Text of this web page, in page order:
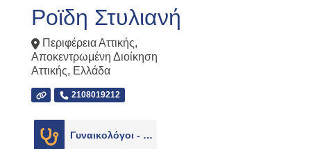
Ροϊδη Στυλιανή
Περιφέρεια Αττικής,
Αποκεντρωμένη Διοίκηση
Αττικής, Ελλάδα
2108019212
Γυναικολόγοι - Μαιευτήρες